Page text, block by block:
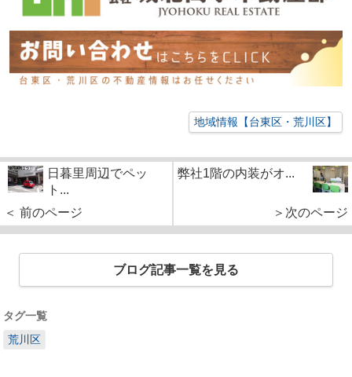
地域情報【台東区・荒川区】
日暮里周辺でペッ
ト...
＜ 前のページ
弊社1階の内装がオ...
＞次のページ
ブログ記事一覧を見る
タグ一覧
荒川区